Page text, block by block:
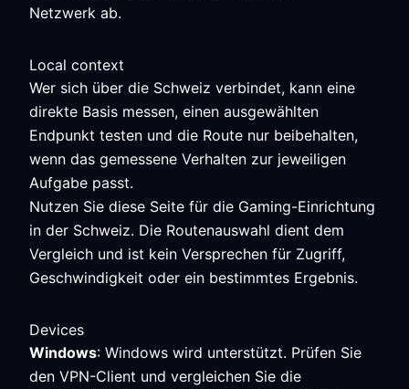
Netzwerk ab.
Local context
Wer sich über die Schweiz verbindet, kann eine
direkte Basis messen, einen ausgewählten
Endpunkt testen und die Route nur beibehalten,
wenn das gemessene Verhalten zur jeweiligen
Aufgabe passt.
Nutzen Sie diese Seite für die Gaming-Einrichtung
in der Schweiz. Die Routenauswahl dient dem
Vergleich und ist kein Versprechen für Zugriff,
Geschwindigkeit oder ein bestimmtes Ergebnis.
Devices
Windows: Windows wird unterstützt. Prüfen Sie
den VPN-Client und vergleichen Sie die